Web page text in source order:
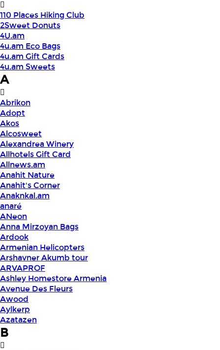
110 Places Hiking Club
2Sweet Donuts
4U.am
4u.am Eco Bags
4u.am Gift Cards
4u.am Sweets
A
Abrikon
Adopt
Akos
Alcosweet
Alexandrea Winery
Allhotels Gift Card
Allnews.am
Anahit Nature
Anahit's Corner
Anaknkal.am
anaré
ANeon
Anna Mirzoyan Bags
Ardook
Armenian Helicopters
Arshavner Akumb tour
ARVAPROF
Ashley Homestore Armenia
Avenue Des Fleurs
Awood
Aylkerp
Azatazen
B